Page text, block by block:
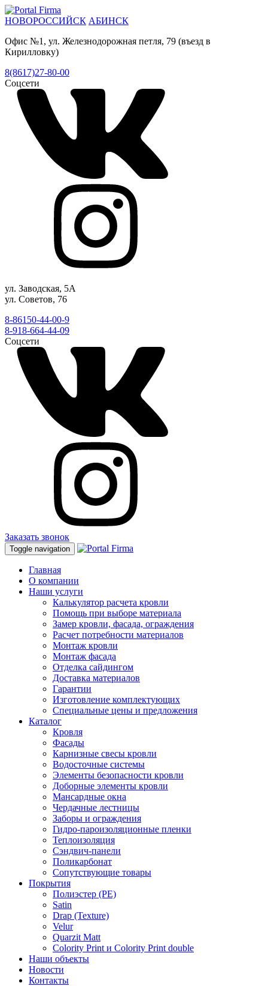
НОВОРОССИЙСК АБИНСК
Офис №1, ул. Железнодорожная петля, 79 (въезд в
Кирилловку)
8(8617)27-80-00
Соцсети
ул. Заводская, 5А
ул. Советов, 76
8-86150-44-00-9
8-918-664-44-09
Соцсети
Заказать звонок
Toggle navigation
Главная
О компании
Наши услуги
Калькулятор расчета кровли
Помощь при выборе материала
Замер кровли, фасада, ограждения
Расчет потребности материалов
Монтаж кровли
Монтаж фасада
Отделка сайдингом
Доставка материалов
Гарантии
Изготовление комплектующих
Специальные цены и предложения
Каталог
Кровля
Фасады
Карнизные свесы кровли
Водосточные системы
Элементы безопасности кровли
Доборные элементы кровли
Мансардные окна
Чердачные лестницы
Заборы и ограждения
Гидро-пароизоляционные пленки
Теплоизоляция
Сэндвич-панели
Поликарбонат
Сопутствующие товары
Покрытия
Полиэстер (РЕ)
Satin
Drap (Texture)
Velur
Quarzit Matt
Colority Print и Colority Print double
Наши объекты
Новости
Контакты